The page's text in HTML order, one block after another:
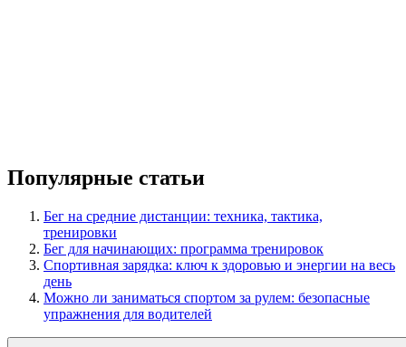
Популярные статьи
Бег на средние дистанции: техника, тактика,
тренировки
Бег для начинающих: программа тренировок
Спортивная зарядка: ключ к здоровью и энергии на весь
день
Можно ли заниматься спортом за рулем: безопасные
упражнения для водителей